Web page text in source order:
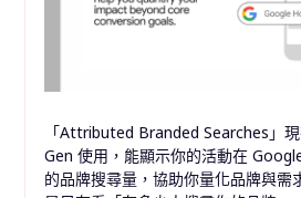
「Attributed Branded Searches」
Gen 使用，能顯示你的活動在
的品牌搜尋量，協助你量化品牌與需